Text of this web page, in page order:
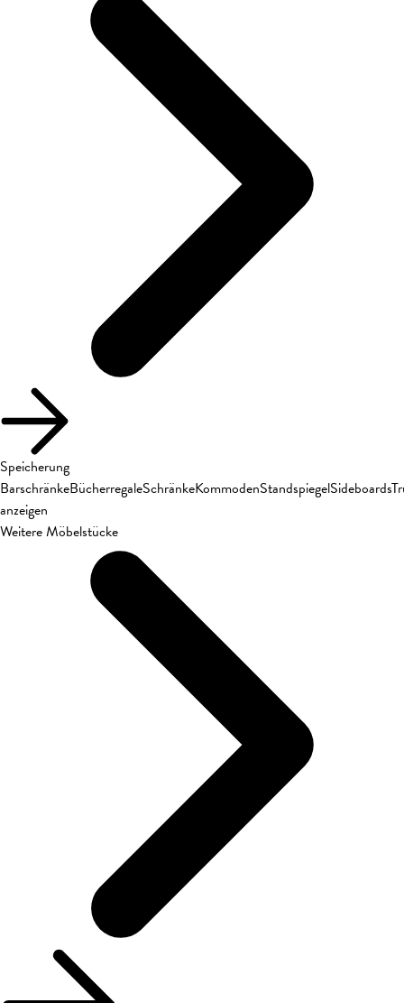
Speicherung
BarschränkeBücherregaleSchränkeKommodenStandspiegelSideboards
anzeigen
Weitere Möbelstücke